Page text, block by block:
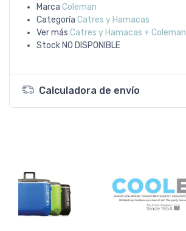
Marca Coleman
Categoría Catres y Hamacas
Ver más Catres y Hamacas + Coleman
Stock NO DISPONIBLE
Calculadora de envío